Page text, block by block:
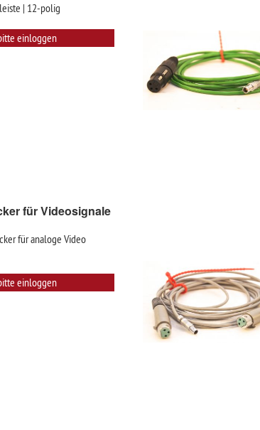
| 12-polig
einloggen
für Videosignale
für analoge Video
einloggen